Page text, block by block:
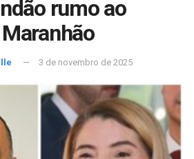
rumo ao
3 de novembro de 2025